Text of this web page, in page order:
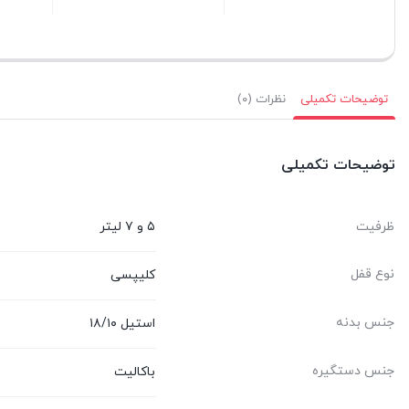
توضیحات تکمیلی نظرات (۰)
توضیحات تکمیلی
ظرفیت ۵ و ۷ لیتر
نوع قفل کلیپسی
جنس بدنه استیل ۱۸/۱۰
جنس دستگیره باکالیت